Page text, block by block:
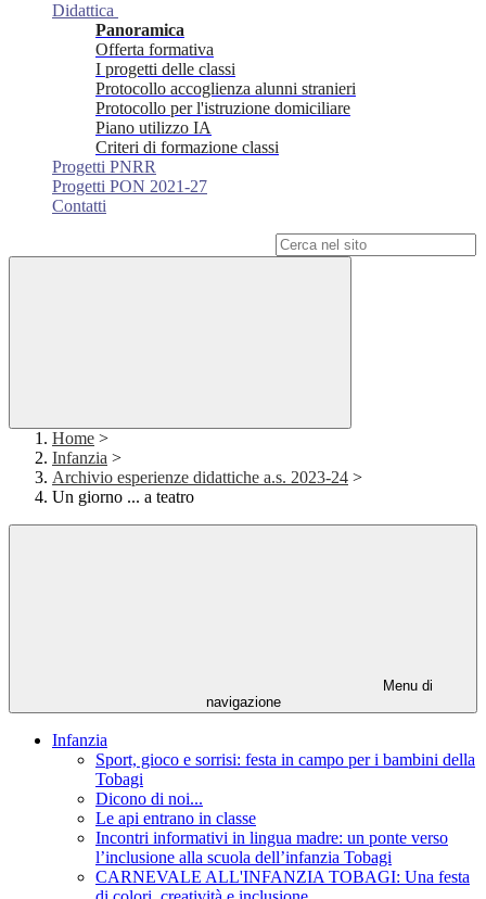
Didattica
Panoramica
Offerta formativa
I progetti delle classi
Protocollo accoglienza alunni stranieri
Protocollo per l'istruzione domiciliare
Piano utilizzo IA
Criteri di formazione classi
Progetti PNRR
Progetti PON 2021-27
Contatti
Home >
Infanzia >
Archivio esperienze didattiche a.s. 2023-24 >
Un giorno ... a teatro
Menu di
navigazione
Infanzia
Sport, gioco e sorrisi: festa in campo per i bambini della
Tobagi
Dicono di noi...
Le api entrano in classe
Incontri informativi in lingua madre: un ponte verso
l’inclusione alla scuola dell’infanzia Tobagi
CARNEVALE ALL'INFANZIA TOBAGI: Una festa